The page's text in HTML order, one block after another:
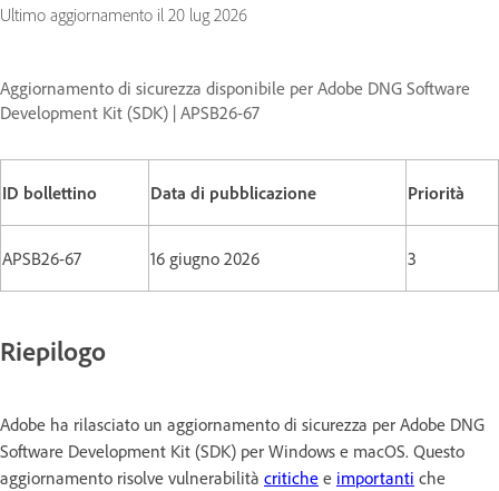
Ultimo aggiornamento il 20 lug 2026
Aggiornamento di sicurezza disponibile per Adobe DNG Software
Development Kit (SDK) | APSB26-67
ID bollettino Data di pubblicazione Priorità
APSB26-67 16 giugno 2026 3
Riepilogo
Adobe ha rilasciato un aggiornamento di sicurezza per Adobe DNG
Software Development Kit (SDK) per Windows e macOS. Questo
aggiornamento risolve vulnerabilità critiche e importanti che